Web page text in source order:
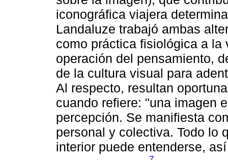
iconográfica viajera
Landaluze trabajó ambas
como práctica fisiológica a
operación del pensamiento,
de la cultura visual para
Al respecto, resultan
cuando refiere: "una imagen
percepción. Se manifiesta
personal y colectiva. Todo lo
interior puede entenderse,